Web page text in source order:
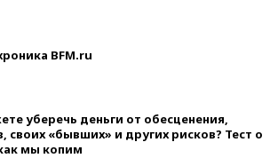
BFM.ru
уберечь деньги от обесценения,
своих «бывших» и других рисков? Тест о
мы копим